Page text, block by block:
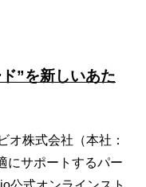
”を新しいあた
株式会社（本社：
にサポートするパー